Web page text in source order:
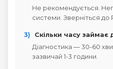
Не рекомендується.
системи. Зверніться до
3)
Скільки часу займає
Діагностика — 30-60
зазвичай 1-3 години.